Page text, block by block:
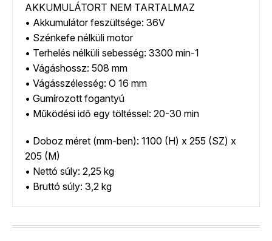
AKKUMULÁTORT NEM TARTALMAZ
• Akkumulátor feszültsége: 36V
• Szénkefe nélküli motor
• Terhelés nélküli sebesség: 3300 min-1
• Vágáshossz: 508 mm
• Vágásszélesség: O 16 mm
• Gumírozott fogantyú
• Működési idő egy töltéssel: 20-30 min
• Doboz méret (mm-ben): 1100 (H) x 255 (SZ) x
205 (M)
• Nettó súly: 2,25 kg
• Bruttó súly: 3,2 kg